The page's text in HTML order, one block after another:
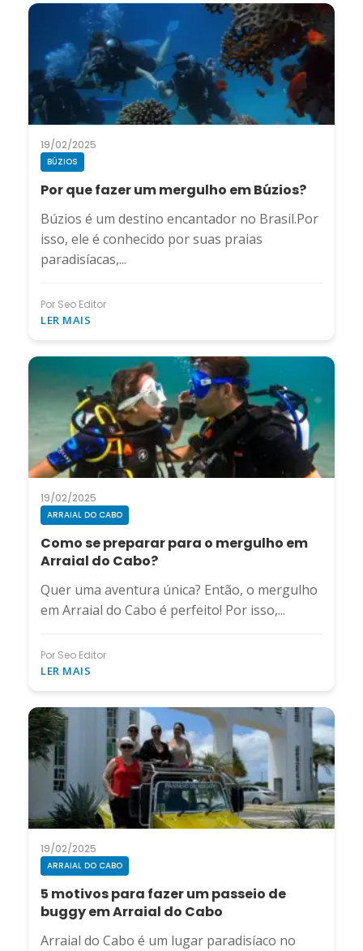
19/02/2025
BÚZIOS
Por que fazer um mergulho em Búzios?
Búzios é um destino encantador no Brasil.Por
isso, ele é conhecido por suas praias
paradisíacas,...
Por Seo Editor
LER MAIS
19/02/2025
ARRAIAL DO CABO
Como se preparar para o mergulho em
Arraial do Cabo?
Quer uma aventura única? Então, o mergulho
em Arraial do Cabo é perfeito! Por isso,...
Por Seo Editor
LER MAIS
19/02/2025
ARRAIAL DO CABO
5 motivos para fazer um passeio de
buggy em Arraial do Cabo
Arraial do Cabo é um lugar paradisíaco no